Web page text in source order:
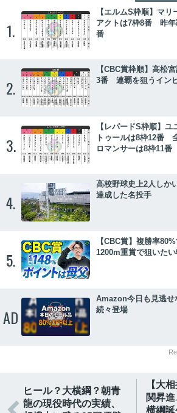
1.
【エルムS枠順】マ
アクトは7枠8番 昨年
番
2.
【CBC賞枠順】高松
3番 連覇を狙うイン
3.
【レパードS枠順】
トゥールは8枠12番
ロマンサーは8枠11番
4.
高校野球史上2人しか
達成した名投手
5.
【CBC賞】複勝率
1200m重賞で狙いたい
AD
Amazon今日も見逃せ
続々登場
ヒール？大横綱？朝青
龍の現役時代の実績、
【大
関昇
横綱